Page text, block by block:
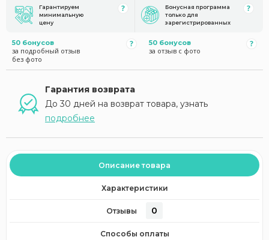
Гарантируем
минимальную
цену
Бонусная программа
только для
зарегистрированных
50 бонусов
за подробный отзыв
без фото
50 бонусов
за отзыв с фото
Гарантия возврата
До 30 дней на возврат товара, узнать
подробнее
Описание товара
Характеристики
Отзывы 0
Способы оплаты